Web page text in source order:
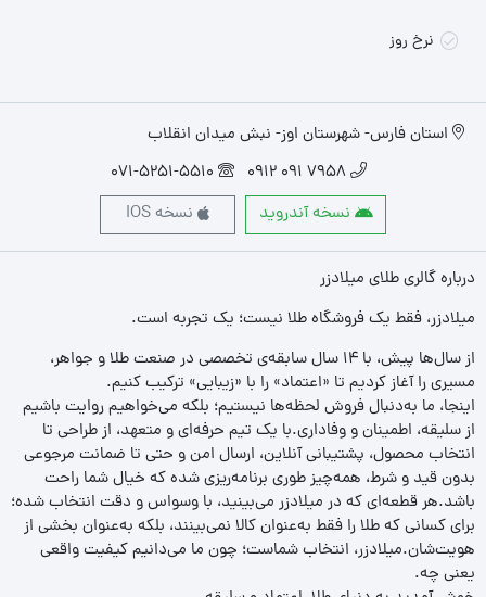
نرخ روز
استان فارس- شهرستان اوز- نبش میدان انقلاب
7958 091 0912
071-5251-5510
نسخه آندروید
نسخه IOS
درباره گالری طلای میلادزر
میلادزر، فقط یک فروشگاه طلا نیست؛ یک تجربه‌ است.
از سال‌ها پیش، با ۱۴ سال سابقه‌ی تخصصی در صنعت طلا و جواهر،
مسیری را آغاز کردیم تا «اعتماد» را با «زیبایی» ترکیب کنیم.
اینجا، ما به‌دنبال فروش لحظه‌ها نیستیم؛ بلکه می‌خواهیم روایت باشیم
از سلیقه، اطمینان و وفاداری.با یک تیم حرفه‌ای و متعهد، از طراحی تا
انتخاب محصول، پشتیبانی آنلاین، ارسال امن و حتی تا ضمانت مرجوعی
بدون قید و شرط، همه‌چیز طوری برنامه‌ریزی شده که خیال شما راحت
باشد.هر قطعه‌ای که در میلادزر می‌بینید، با وسواس و دقت انتخاب شده؛
برای کسانی که طلا را فقط به‌عنوان کالا نمی‌بینند، بلکه به‌عنوان بخشی از
هویت‌شان.میلادزر، انتخاب شماست؛ چون ما می‌دانیم کیفیت واقعی
یعنی چه.